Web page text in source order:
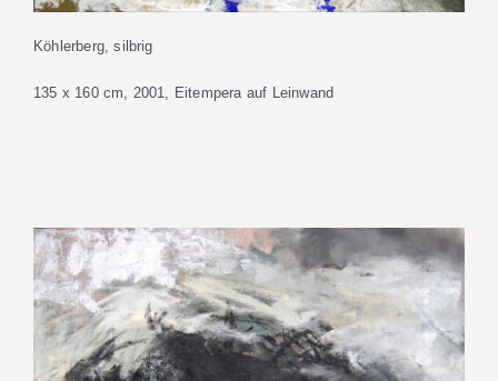
Köhlerberg, silbrig
135 x 160 cm, 2001, Eitempera auf Leinwand